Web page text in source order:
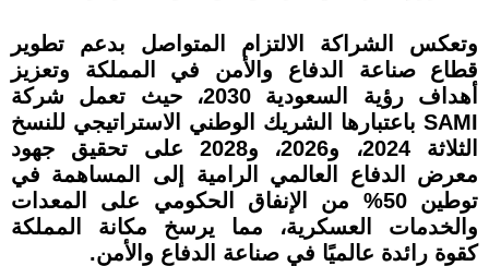
وتعكس الشراكة الالتزام المتواصل بدعم تطوير
قطاع صناعة الدفاع والأمن في المملكة وتعزيز
أهداف رؤية السعودية 2030، حيث تعمل شركة
SAMI باعتبارها الشريك الوطني الاستراتيجي للنسخ
الثلاثة 2024، و2026، و2028 على تحقيق جهود
معرض الدفاع العالمي الرامية إلى المساهمة في
توطين 50% من الإنفاق الحكومي على المعدات
والخدمات العسكرية، مما يرسخ مكانة المملكة
كقوة رائدة عالميًا في صناعة الدفاع والأمن.